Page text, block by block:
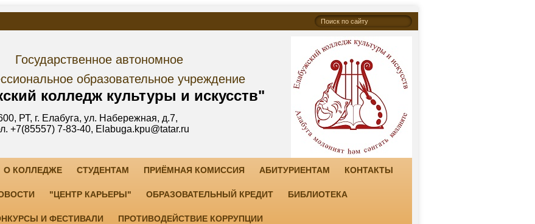
автономное
учреждение
культуры и искусств"
ул. Набережная, д.7,
Elabuga.kpu@tatar.ru
О КОЛЛЕДЖЕ СТУДЕНТАМ ПРИЁМНАЯ КОМИССИЯ АБИТУРИЕНТАМ КОНТАКТЫ
"ЦЕНТР КАРЬЕРЫ" ОБРАЗОВАТЕЛЬНЫЙ КРЕДИТ БИБЛИОТЕКА
И ФЕСТИВАЛИ ПРОТИВОДЕЙСТВИЕ КОРРУПЦИИ